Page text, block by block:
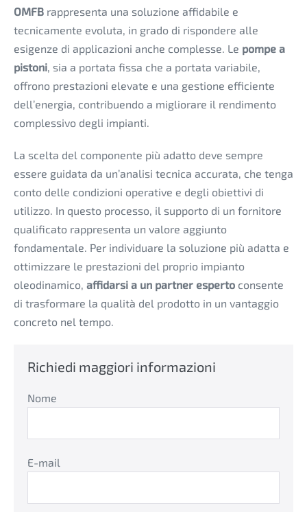
OMFB rappresenta una soluzione affidabile e
tecnicamente evoluta, in grado di rispondere alle
esigenze di applicazioni anche complesse. Le pompe a
pistoni , sia a portata fissa che a portata variabile,
offrono prestazioni elevate e una gestione efficiente
dell’energia, contribuendo a migliorare il rendimento
complessivo degli impianti.
La scelta del componente più adatto deve sempre
essere guidata da un’analisi tecnica accurata, che tenga
conto delle condizioni operative e degli obiettivi di
utilizzo. In questo processo, il supporto di un fornitore
qualificato rappresenta un valore aggiunto
fondamentale. Per individuare la soluzione più adatta e
ottimizzare le prestazioni del proprio impianto
oleodinamico, affidarsi a un partner esperto consente
di trasformare la qualità del prodotto in un vantaggio
concreto nel tempo.
Richiedi maggiori informazioni
Nome
E-mail